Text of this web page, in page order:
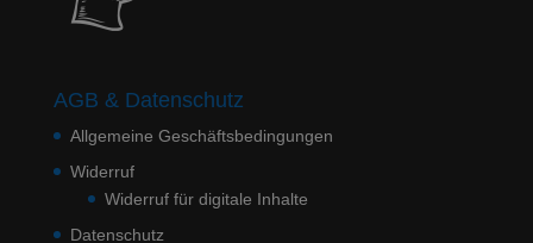
AGB & Datenschutz
Allgemeine Geschäftsbedingungen
Widerruf
Widerruf für digitale Inhalte
Datenschutz